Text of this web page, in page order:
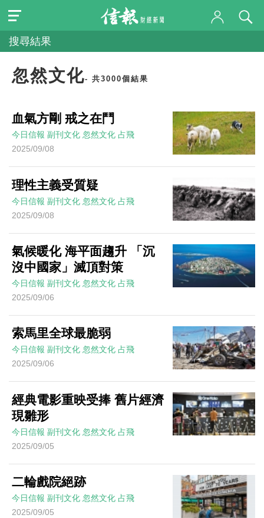
搜尋結果
忽然文化- 共3000個結果
血氣方剛 戒之在鬥
今日信報 副刊文化 忽然文化 占飛
2025/09/08
理性主義受質疑
今日信報 副刊文化 忽然文化 占飛
2025/09/08
氣候暖化 海平面趨升 「沉
沒中國家」滅頂對策
今日信報 副刊文化 忽然文化 占飛
2025/09/06
索馬里全球最脆弱
今日信報 副刊文化 忽然文化 占飛
2025/09/06
經典電影重映受捧 舊片經濟
現雛形
今日信報 副刊文化 忽然文化 占飛
2025/09/05
二輪戲院絕跡
今日信報 副刊文化 忽然文化 占飛
2025/09/05